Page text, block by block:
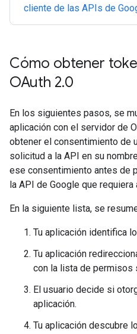
cliente de las APIs de
Cómo obtener
OAuth 2.0
En los siguientes pasos, se
aplicación con el servidor de
obtener el consentimiento de
solicitud a la API en su
ese consentimiento antes de
la API de Google que
En la siguiente lista, se
Tu aplicación identifica
Tu aplicación
con la lista de permisos
El usuario decide si
aplicación.
Tu aplicación descubre